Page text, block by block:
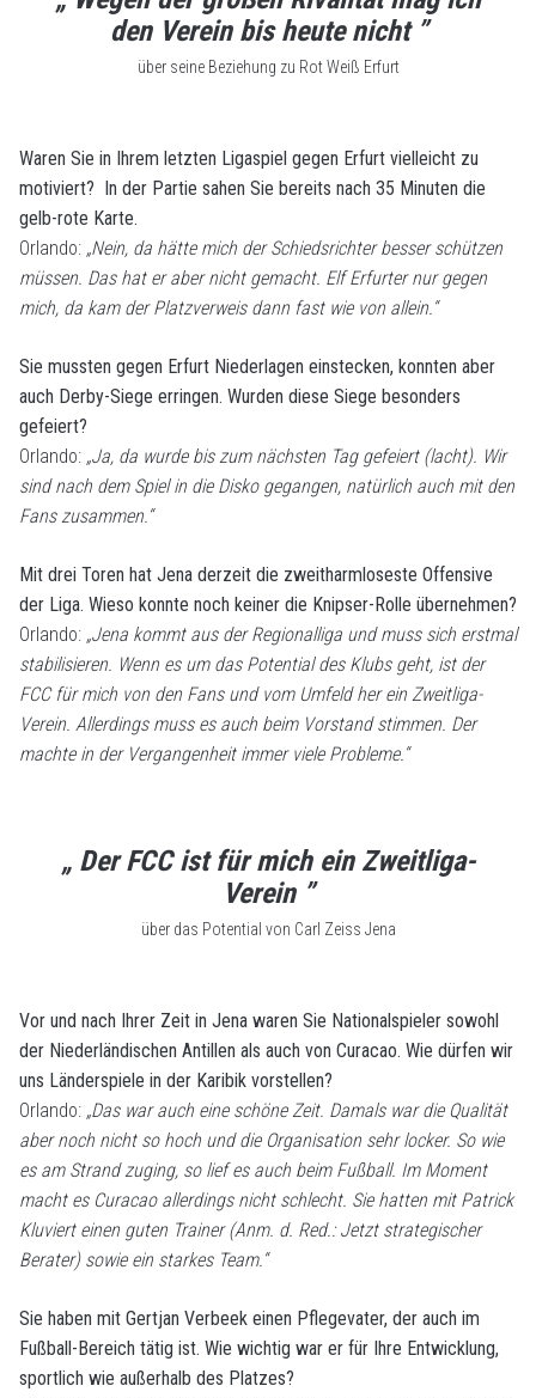
den Verein bis heute nicht ”
über seine Beziehung zu Rot Weiß Erfurt
Waren Sie in Ihrem letzten Ligaspiel gegen Erfurt vielleicht zu
motiviert? In der Partie sahen Sie bereits nach 35 Minuten die
gelb-rote Karte.
Orlando: „Nein, da hätte mich der Schiedsrichter besser schützen
müssen. Das hat er aber nicht gemacht. Elf Erfurter nur gegen
mich, da kam der Platzverweis dann fast wie von allein.“
Sie mussten gegen Erfurt Niederlagen einstecken, konnten aber
auch Derby-Siege erringen. Wurden diese Siege besonders
gefeiert?
Orlando: „Ja, da wurde bis zum nächsten Tag gefeiert (lacht). Wir
sind nach dem Spiel in die Disko gegangen, natürlich auch mit den
Fans zusammen.“
Mit drei Toren hat Jena derzeit die zweitharmloseste Offensive
der Liga. Wieso konnte noch keiner die Knipser-Rolle übernehmen?
Orlando: „Jena kommt aus der Regionalliga und muss sich erstmal
stabilisieren. Wenn es um das Potential des Klubs geht, ist der
FCC für mich von den Fans und vom Umfeld her ein Zweitliga-
Verein. Allerdings muss es auch beim Vorstand stimmen. Der
machte in der Vergangenheit immer viele Probleme.“
„ Der FCC ist für mich ein Zweitliga-
Verein ”
über das Potential von Carl Zeiss Jena
Vor und nach Ihrer Zeit in Jena waren Sie Nationalspieler sowohl
der Niederländischen Antillen als auch von Curacao. Wie dürfen wir
uns Länderspiele in der Karibik vorstellen?
Orlando: „Das war auch eine schöne Zeit. Damals war die Qualität
aber noch nicht so hoch und die Organisation sehr locker. So wie
es am Strand zuging, so lief es auch beim Fußball. Im Moment
macht es Curacao allerdings nicht schlecht. Sie hatten mit Patrick
Kluviert einen guten Trainer (Anm. d. Red.: Jetzt strategischer
Berater) sowie ein starkes Team.“
Sie haben mit Gertjan Verbeek einen Pflegevater, der auch im
Fußball-Bereich tätig ist. Wie wichtig war er für Ihre Entwicklung,
sportlich wie außerhalb des Platzes?